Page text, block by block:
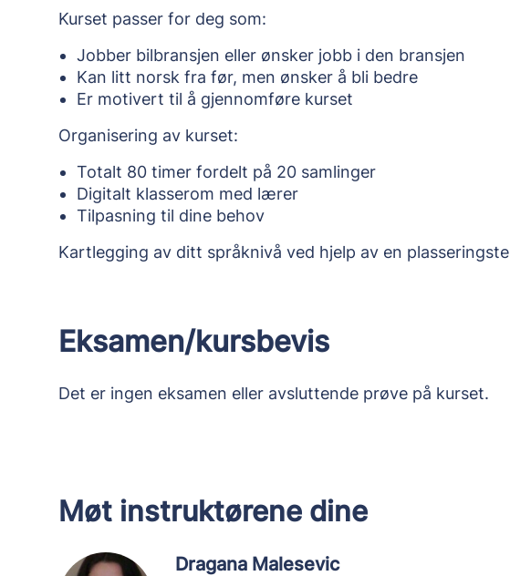
Kurset passer for deg som:
Jobber bilbransjen eller ønsker jobb i den bransjen
Kan litt norsk fra før, men ønsker å bli bedre
Er motivert til å gjennomføre kurset
Organisering av kurset:
Totalt 80 timer fordelt på 20 samlinger
Digitalt klasserom med lærer
Tilpasning til dine behov
Kartlegging av ditt språknivå ved hjelp av en
Eksamen/kursbevis
Det er ingen eksamen eller avsluttende prøve på kurset.
Møt instruktørene dine
Dragana Malesevic